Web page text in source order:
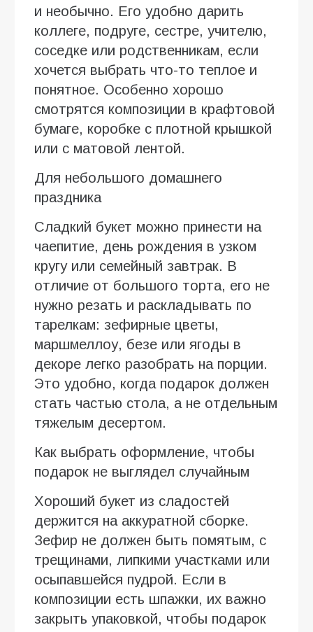
и необычно. Его удобно дарить
коллеге, подруге, сестре, учителю,
соседке или родственникам, если
хочется выбрать что-то теплое и
понятное. Особенно хорошо
смотрятся композиции в крафтовой
бумаге, коробке с плотной крышкой
или с матовой лентой.
Для небольшого домашнего
праздника
Сладкий букет можно принести на
чаепитие, день рождения в узком
кругу или семейный завтрак. В
отличие от большого торта, его не
нужно резать и раскладывать по
тарелкам: зефирные цветы,
маршмеллоу, безе или ягоды в
декоре легко разобрать на порции.
Это удобно, когда подарок должен
стать частью стола, а не отдельным
тяжелым десертом.
Как выбрать оформление, чтобы
подарок не выглядел случайным
Хороший букет из сладостей
держится на аккуратной сборке.
Зефир не должен быть помятым, с
трещинами, липкими участками или
осыпавшейся пудрой. Если в
композиции есть шпажки, их важно
закрыть упаковкой, чтобы подарок